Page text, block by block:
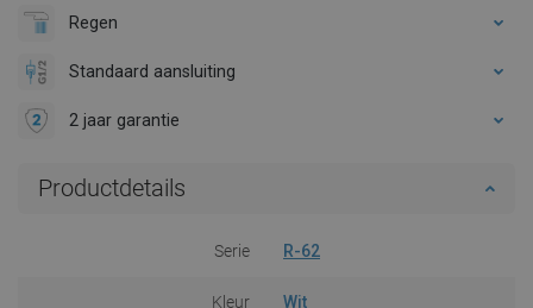
Regen
Standaard aansluiting
2 jaar garantie
Productdetails
Serie R-62
Kleur Wit